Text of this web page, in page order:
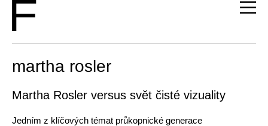
martha rosler
Martha Rosler versus svět čisté vizuality
Jedním z klíčových témat průkopnické generace